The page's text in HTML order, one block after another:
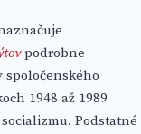
podrobne
1948 až 1989
Podstatné